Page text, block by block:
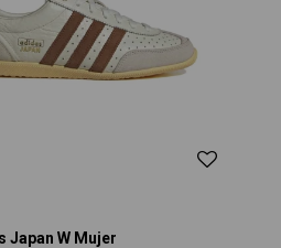
Japan W Mujer